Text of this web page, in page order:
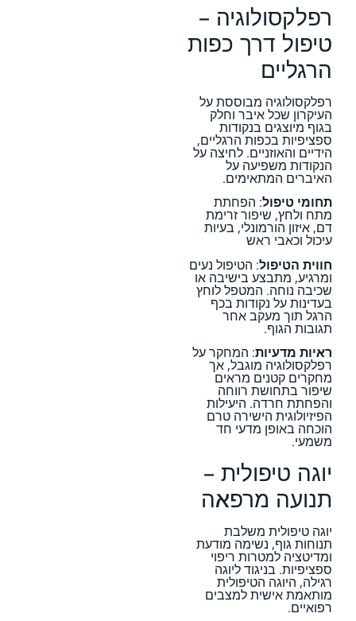
רפלקסולוגיה –
טיפול דרך כפות
הרגליים
רפלקסולוגיה מבוססת על
העיקרון שכל איבר וחלק
בגוף מיוצגים בנקודות
ספציפיות בכפות הרגליים,
הידיים והאוזניים. לחיצה על
הנקודות משפיעה על
האיברים המתאימים.
תחומי טיפול: הפחתת
מתח ולחץ, שיפור זרימת
דם, איזון הורמונלי, בעיות
עיכול וכאבי ראש
חווית הטיפול: הטיפול נעים
ומרגיע, מתבצע בישיבה או
שכיבה נוחה. המטפל לוחץ
בעדינות על נקודות בכף
הרגל תוך מעקב אחר
תגובות הגוף.
ראיות מדעיות: המחקר על
רפלקסולוגיה מוגבל, אך
מחקרים קטנים מראים
שיפור בתחושת רווחה
והפחתת חרדה. היעילות
הפיזיולוגית הישירה טרם
הוכחה באופן מדעי חד
משמעי.
יוגה טיפולית –
תנועה מרפאה
יוגה טיפולית משלבת
תנוחות גוף, נשימה מודעת
ומדיטציה למטרות ריפוי
ספציפיות. בניגוד ליוגה
רגילה, היוגה הטיפולית
מותאמת אישית למצבים
רפואיים.